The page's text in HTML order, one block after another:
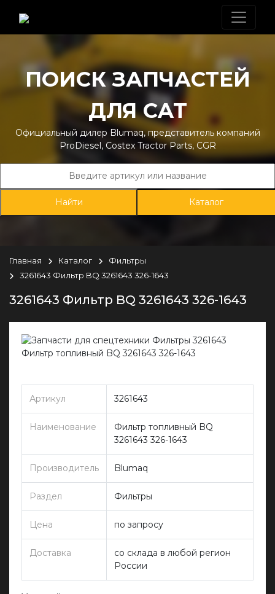
ПОИСК ЗАПЧАСТЕЙ
ДЛЯ CAT
Официальный дилер Blumaq, представитель компаний
ProDiesel, Costex Tractor Parts, CGR
Каталог
Главная Каталог
Фильтры
3261643 Фильтр BQ 3261643 326-1643
3261643 Фильтр BQ 3261643 326-1643
Артикул 3261643
Наименование
Фильтр топливный BQ
3261643 326-1643
Производитель Blumaq
Раздел Фильтры
Цена по запросу
Доставка
со склада в любой регион
России